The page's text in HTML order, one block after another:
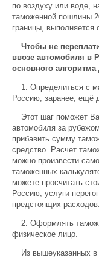
по воздуху или воде,
таможенной пошлины
границы, выполняется
Чтобы не
ввозе автомобиля в
основного алгоритма
1. Определиться с
Россию, заранее, ещё
Этот шаг поможет
автомобиля за
прибавить сумму
средство. Расчет
можно произвести
таможенных
можете просчитать
Россию, услуги
предстоящих расходов.
2. Оформлять
физическое лицо.
Из вышеуказанных